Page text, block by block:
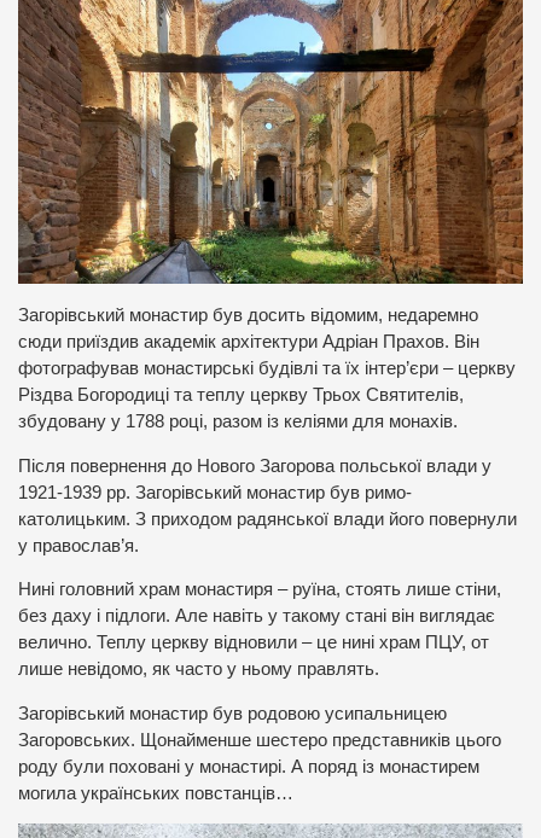
Загорівський монастир був досить відомим, недаремно
сюди приїздив академік архітектури Адріан Прахов. Він
фотографував монастирські будівлі та їх інтер’єри – церкву
Різдва Богородиці та теплу церкву Трьох Святителів,
збудовану у 1788 році, разом із келіями для монахів.
Після повернення до Нового Загорова польської влади у
1921-1939 рр. Загорівський монастир був римо-
католицьким. З приходом радянської влади його повернули
у православ’я.
Нині головний храм монастиря – руїна, стоять лише стіни,
без даху і підлоги. Але навіть у такому стані він виглядає
велично. Теплу церкву відновили – це нині храм ПЦУ, от
лише невідомо, як часто у ньому правлять.
Загорівський монастир був родовою усипальницею
Загоровських. Щонайменше шестеро представників цього
роду були поховані у монастирі. А поряд із монастирем
могила українських повстанців…